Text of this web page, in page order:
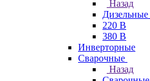
Назад
Дизельные
220 В
380 В
Инверторные
Сварочные
Назад